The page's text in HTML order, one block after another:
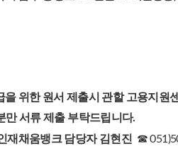
을 위한 원서 제출시 관할 고용지원
서류 제출 부탁드립니다.
재채움뱅크 담당자 김현진 ☎